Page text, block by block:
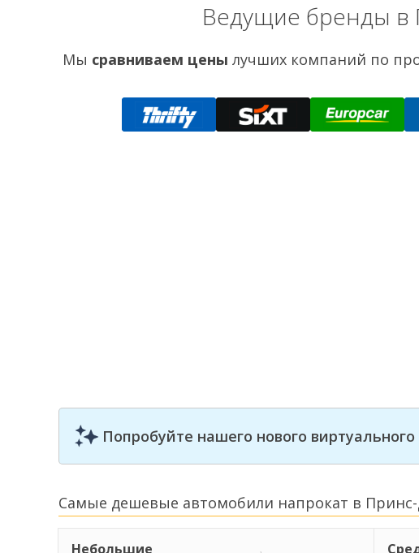
Ведущие бренды
Мы сравниваем цены лучших компаний по
Попробуйте нашего нового
Самые дешевые автомобили напрокат в
Небольшие